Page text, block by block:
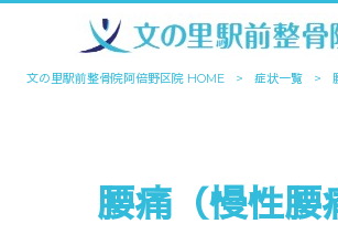
文の里駅前整骨院阿倍野区院 HOME
> 症状一覧 >
腰痛（慢性腰